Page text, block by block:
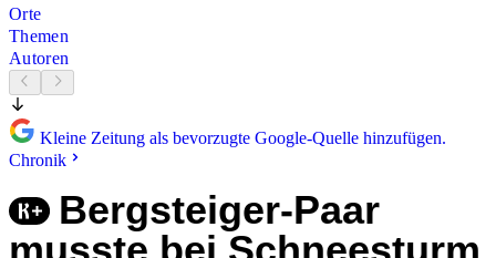
Orte
Themen
Autoren
Kleine Zeitung als bevorzugte Google-Quelle hinzufügen.
Chronik
Bergsteiger-Paar